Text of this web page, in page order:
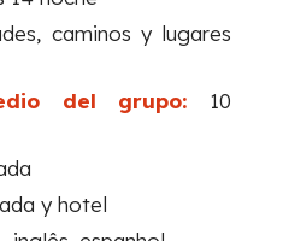
caminos y lugares
del grupo: 10
y hotel